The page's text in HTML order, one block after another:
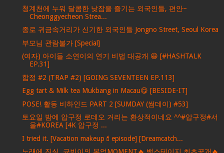
청계천에 누워 달콤한 낮잠을 즐기는 외국인들, 편안~
Cheonggyecheon Strea...
종로 귀금속거리가 신기한 외국인들 Jongno Street, Seoul Korea
부모님 관람불가 [Special]
(여자) 아이들 소연이의 연기 비법 대공개 😆 [#HASHTALK
EP.31]
함정 #2 (TRAP #2) [GOING SEVENTEEN EP.113]
Egg tart & Milk tea Mukbang in Macau😋 [BESIDE-IT]
POSE! 활동 비하인드 PART 2 [SUMDAY (썸데이) #53]
토요일 밤에 압구정 로데오 거리는 환상적이네요 ^^#압구정#서
울#KOREA [4K 압구정 ...
I tried it. [Vacation makeup💄episode] [Dreamcatch...